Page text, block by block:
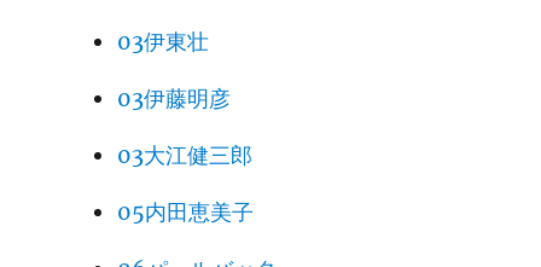
03伊東壮
03伊藤明彦
03大江健三郎
05内田恵美子